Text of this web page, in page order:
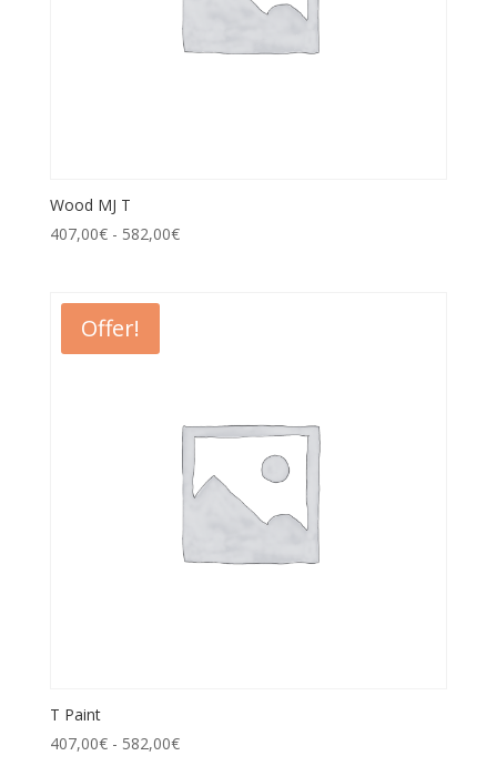
Wood MJ T
407,00€- 582,00€
Offer!
T Paint
407,00€- 582,00€